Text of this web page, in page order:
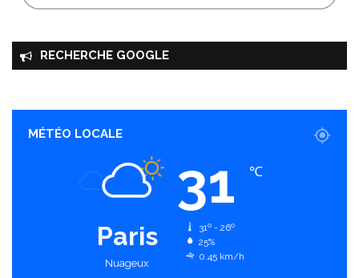
RECHERCHE GOOGLE
MÉTÉO LOCALE
Paris
Nuageux
31 ℃
31º - 26º
25%
0.45 km/h